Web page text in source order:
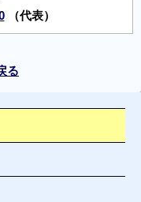
（代表）
る